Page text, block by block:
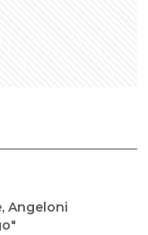
Angeloni